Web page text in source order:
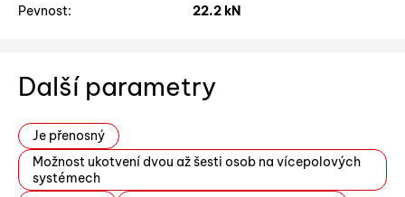
Pevnost:
22.2 kN
Další parametry
Je přenosný
Možnost ukotvení dvou až šesti osob na vícepolových
systémech